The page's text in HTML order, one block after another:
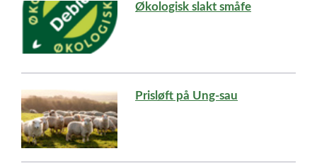
Økologisk slakt småfe
Prisløft på Ung-sau